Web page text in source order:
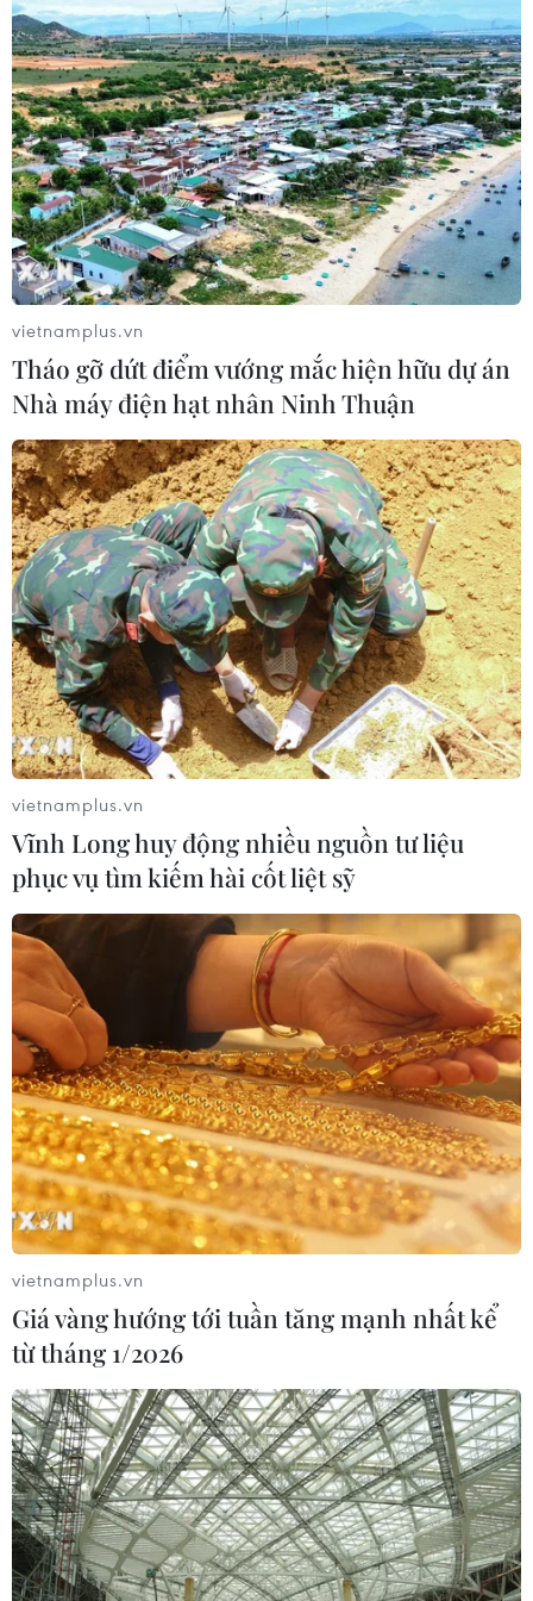
Mỹ kiểm tra gần 500 chiếc Boeing 737
MAX do nguy cơ nứt thân máy bay
06/08/2026 23:31
Ngoại giao kinh tế: Kiến tạo hệ sinh
thái đồng hành và thúc đẩy tự chủ
công nghệ
06/08/2026 15:33
Việt Nam tiếp tục là thị trường trọng
điểm của doanh nghiệp thực phẩm
Ba Lan
06/08/2026 14:03
Lâm Đồng vào cao điểm vụ cá Nam,
ngư dân phấn khởi vươn khơi
06/08/2026 09:06
Giá dầu tăng khi nhà đầu tư thận
trọng trước tình hình Trung Đông
06/08/2026 09:03
Giá vàng tăng phiên thứ tư liên tiếp,
chạm mức cao nhất trong 7 tuần
06/08/2026 08:36
Xăng dầu trong nước đồng loạt giảm,
E10RON95-III xuống còn 22.324
đồng/lít
06/08/2026 08:07
Xem thêm
CƠ QUAN CHỦ QUẢN: THÔNG TẤN XÃ VIỆT NAM
Tổng Biên tập: TRẦN TIẾN DUẨN
Phó Tổng Biên tập: NGUYỄN THỊ TÁM, KHÚC THANH
THỦY
vietnamplus.vn
Tháo gỡ dứt điểm vướng mắc hiện hữu dự án
Nhà máy điện hạt nhân Ninh Thuận
vietnamplus.vn
Vĩnh Long huy động nhiều nguồn tư liệu
phục vụ tìm kiếm hài cốt liệt sỹ
vietnamplus.vn
Giá vàng hướng tới tuần tăng mạnh nhất kể
từ tháng 1/2026